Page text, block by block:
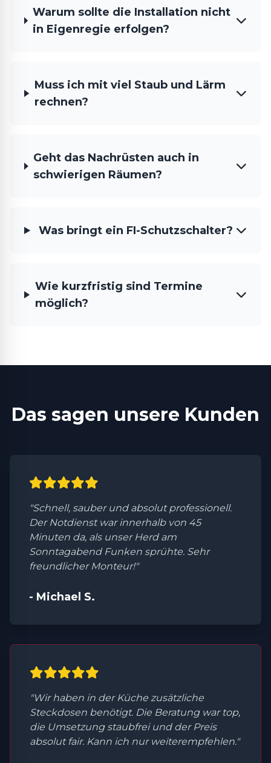
Warum sollte die Installation nicht
in Eigenregie erfolgen?
Muss ich mit viel Staub und Lärm
rechnen?
Geht das Nachrüsten auch in
schwierigen Räumen?
Was bringt ein FI-Schutzschalter?
Wie kurzfristig sind Termine
möglich?
Das sagen unsere Kunden
"Schnell, sauber und absolut professionell.
Der Notdienst war innerhalb von 45
Minuten da, als unser Herd am
Sonntagabend Funken sprühte. Sehr
freundlicher Monteur!"
- Michael S.
"Wir haben in der Küche zusätzliche
Steckdosen benötigt. Die Beratung war top,
die Umsetzung staubfrei und der Preis
absolut fair. Kann ich nur weiterempfehlen."